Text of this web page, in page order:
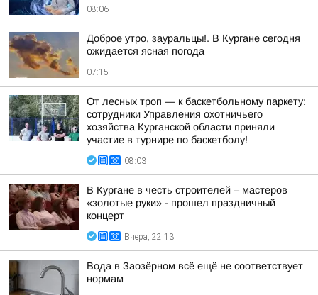
08:06
Доброе утро, зауральцы!. В Кургане сегодня
ожидается ясная погода
07:15
От лесных троп — к баскетбольному паркету:
сотрудники Управления охотничьего
хозяйства Курганской области приняли
участие в турнире по баскетболу!
08:03
В Кургане в честь строителей – мастеров
«золотые руки» - прошел праздничный
концерт
Вчера, 22:13
Вода в Заозёрном всё ещё не соответствует
нормам